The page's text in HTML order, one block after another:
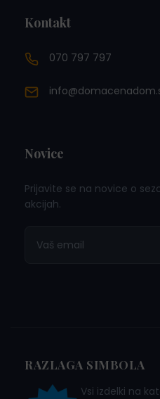
Kontakt
070 797 797
Novice
Prijavite se na novice o
akcijah.
RAZLAGA SIMBOLA
Vsi izdelki na